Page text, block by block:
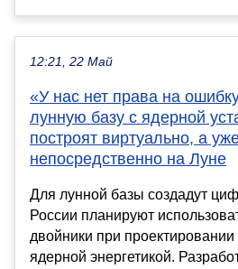
12:21, 22 Май
«У нас нет права на
лунную базу с ядерной
построят виртуально, а
непосредственно на Луне
Для лунной базы создадут
России планируют
двойники при
ядерной энергетикой.